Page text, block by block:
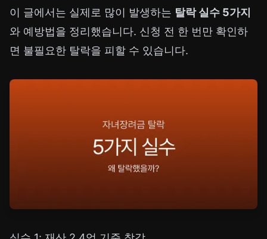
이 글에서는 실제로 많이 발생하는 탈락 실수 5가지
와 예방법을 정리했습니다. 신청 전 한 번만 확인하
면 불필요한 탈락을 피할 수 있습니다.